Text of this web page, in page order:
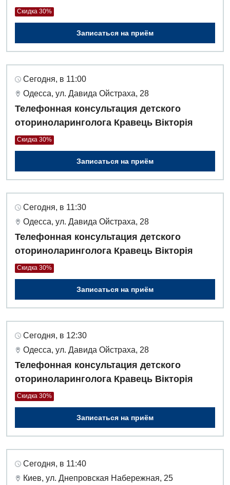
Скидка 30%
Записаться на приём
Сегодня, в 11:00
Одесса, ул. Давида Ойстраха, 28
Телефонная консультация детского
оториноларинголога Кравець Вікторія
Скидка 30%
Записаться на приём
Сегодня, в 11:30
Одесса, ул. Давида Ойстраха, 28
Телефонная консультация детского
оториноларинголога Кравець Вікторія
Скидка 30%
Записаться на приём
Сегодня, в 12:30
Одесса, ул. Давида Ойстраха, 28
Телефонная консультация детского
оториноларинголога Кравець Вікторія
Скидка 30%
Записаться на приём
Сегодня, в 11:40
Киев, ул. Днепровская Набережная, 25